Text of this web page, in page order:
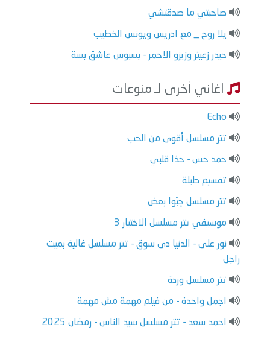
صاحبتي ما صدقتشي
يلا روح _ مع ادريس ويونس الخطيب
حيدر زعيتر وزيزو الاحمر - بسبوس عاشق بسة
اغاني أخرى لـ منوعات
Echo
تتر مسلسل أقوى من الحب
حمد حس - حذا قلبي
تقسيم طبلة
تتر مسلسل حِبّوا بعض
موسيقي تتر مسلسل الاختيار 3
نور على - الدنيا دى سوق - تتر مسلسل غالية بميت
راجل
تتر مسلسل وردة
اجمل واحدة - من فيلم مهمة مش مهمة
احمد سعد - تتر مسلسل سيد الناس - رمضان 2025